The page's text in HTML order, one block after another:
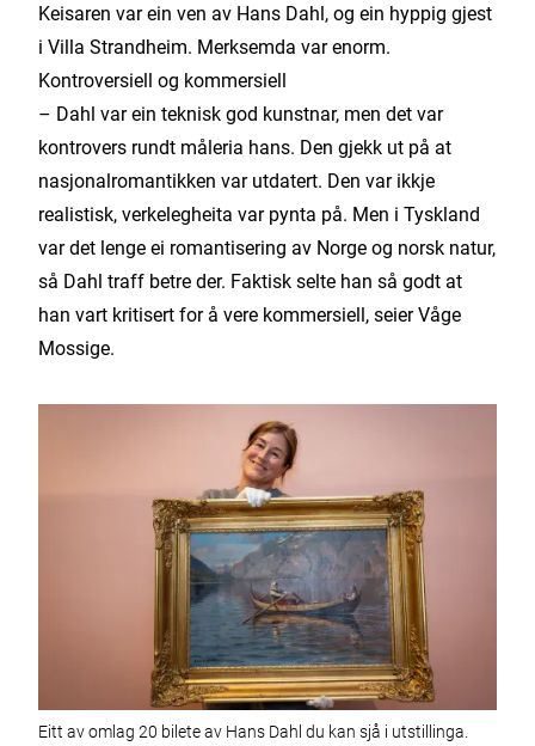
Keisaren var ein ven av Hans Dahl, og ein hyppig gjest
i Villa Strandheim. Merksemda var enorm.
Kontroversiell og kommersiell
– Dahl var ein teknisk god kunstnar, men det var
kontrovers rundt måleria hans. Den gjekk ut på at
nasjonalromantikken var utdatert. Den var ikkje
realistisk, verkelegheita var pynta på. Men i Tyskland
var det lenge ei romantisering av Norge og norsk natur,
så Dahl traff betre der. Faktisk selte han så godt at
han vart kritisert for å vere kommersiell, seier Våge
Mossige.
Eitt av omlag 20 bilete av Hans Dahl du kan sjå i utstillinga.